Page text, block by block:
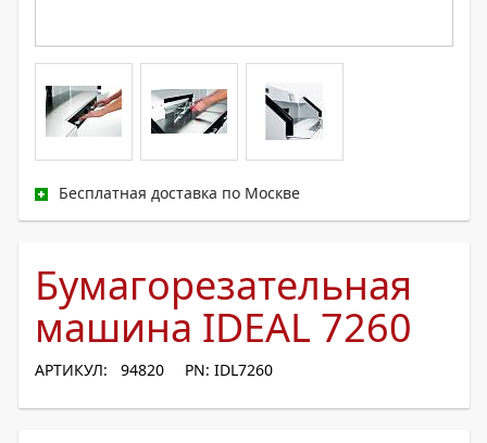
Бесплатная доставка по Москве
Бумагорезательная
машина IDEAL 7260
АРТИКУЛ: 94820 PN: IDL7260